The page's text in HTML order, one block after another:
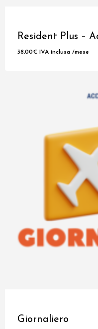
Resident Plus –
38,00€ IVA inclusa /mese
Giornaliero